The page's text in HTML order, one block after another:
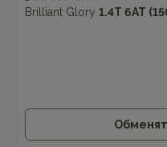
Brilliant Glory 1.4T 6AT